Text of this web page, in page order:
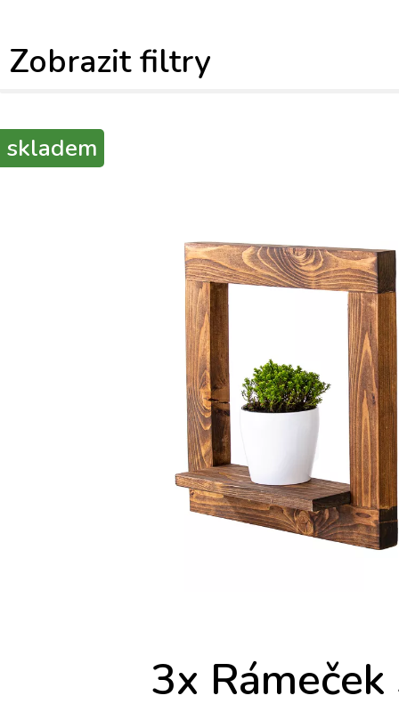
Zobrazit filtry
3x
skladem